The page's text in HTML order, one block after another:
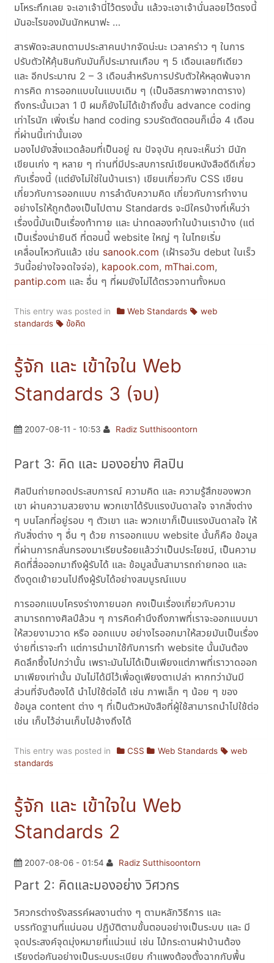
มโหระทึกเลย จะเอาเจ้านี่ไว้ตรงนั้น แล้วจะเอาเจ้านั่นลอยไว้ตรงนี้
มันอะไรของมันนักหนาฟะ …
สารพัดจะสบถตามประสาคนปากจัดน่ะนะ เวลาคร่าว ๆ ในการ
ปรับตัวให้คุ้นชินกับมันก็ประมาณเกือบ ๆ 5 เดือนเลยทีเดียว
และ อีกประมาณ 2 – 3 เดือนสำหรับการปรับตัวให้หลุดพ้นจาก
การคิด การออกแบบในแบบเดิม ๆ (เป็นอิสรภาพจากตาราง)
ถึงกระนั้นเวลา 1 ปี ผมก็ยังไม่ได้เข้าถึงขั้น advance coding
เท่าไรนัก เพิ่งเริ่ม hand coding รวบรัดตัดตอนก็เมื่อ 4 เดือน
ที่ผ่านนี้เท่านั้นเอง
มองไปยังสิ่งแวดล้อมที่เป็นอยู่ ณ ปัจจุบัน คุณจะเห็นว่า มีนัก
เขียนเก่ง ๆ หลาย ๆ ท่านที่มีประสบการณ์เขียนหนังสือดีดีเกี่ยว
กับเรื่องนี้ (แต่ยังไม่ใช่ในบ้านเรา) เขียนเกี่ยวกับ CSS เขียน
เกี่ยวกับการออกแบบ การลำดับความคิด เกี่ยวกับการทำงาน
อย่างไรให้ถูกต้องเป็นไปตาม Standards จะมีใครบ้างที่เห็นว่า
เรื่องนี้มันเป็นเรื่องท้าทาย และ น่าทดลองทำในบ้านเราบ้าง (แต่
เป็นเรื่องน่ายินดี ที่ตอนนี้ website ใหญ่ ๆ ในไทยเริ่ม
เคลื่อนไหวกันแล้ว เช่น sanook.com (เฝ้ารอวัน debut ในเร็ว
วันนี้อย่างใจจดใจจ่อ), kapook.com, mThai.com,
pantip.com และ อื่น ๆ ที่ผมยังไม่ได้ตรวจทานทั้งหมด
This entry was posted in Web Standards
web
standards
ข้อคิด
รู้จัก และ เข้าใจใน Web
Standards 3 (จบ)
2007-08-11 - 10:53 Radiz Sutthisoontorn
Part 3: คิด และ มองอย่าง ศิลปิน
ศิลปินถ่ายทอดประสบการณ์ ความคิด และ ความรู้สึกของพวก
เขา ผ่านความสวยงาม พวกเขาได้รับแรงบันดาลใจ จากสิ่งต่าง
ๆ บนโลกที่อยู่รอบ ๆ ตัวเขา และ พวกเขาก็เป็นแรงบันดาลใจ ให้
กับสิ่งต่าง ๆ อื่น ๆ ด้วย การออกแบบ website นั้นก็คือ ข้อมูล
ที่ผ่านการกลั่นกรองมาเรียบร้อยแล้วว่าเป็นประโยชน์, เป็นความ
คิดที่สื่อออกมาถึงผู้รับได้ และ ข้อมูลนั้นสามารถถ่ายทอด และ
ดึงดูดเย้ายวนไปถึงผู้รับได้อย่างสมบูรณ์แบบ
การออกแบบโครงร่างภายนอก คงเป็นเรื่องเกี่ยวกับความ
สามารถทางศิลป์ล้วน ๆ การคิดคำนึงถึงภาพที่เราจะออกแบบมา
ให้สวยงามวาด หรือ ออกแบบ อย่างไรออกมาให้สวยมันเป็นเรื่อง
ง่ายที่เราจะทำ แต่การนำมาใช้กับการทำ website นั้นมันต้อง
คิดลึกซึ้งไปกว่านั้น เพราะมันไม่ได้เป็นเพียงแต่ภาพที่เราวาดออก
มาเพียงเท่านั้น มันไม่ได้มีไว้เพื่อดูเพียงตาเปล่า หากทว่ามันมี
ส่วนที่จับต้องได้ นำไปใช้ต่อได้ เช่น ภาพเล็ก ๆ น้อย ๆ ของ
ข้อมูล content ต่าง ๆ ที่เป็นตัวหนังสือที่ผู้ใช้สามารถนำไปใช้ต่อ
เช่น เก็บไว้อ่านเก็บไปอ้างถึงได้
This entry was posted in CSS Web Standards
web
standards
รู้จัก และ เข้าใจใน Web
Standards 2
2007-08-06 - 01:54 Radiz Sutthisoontorn
Part 2: คิดและมองอย่าง วิศวกร
วิศวกรต่างรังสรรค์ผลงานต่าง ๆ ตามหลักวิธีการ และ
บรรทัดฐานที่แน่นอน ปฏิบัติตามขั้นตอนอย่างเป็นระบบ และ มี
จุดประสงค์จุดมุ่งหมายที่แน่วแน่ เช่น ไม้กระดานฝาบ้านต้อง
เรียงต่อกันอย่างเป็นระบบระเบียบ กำแพงต้องตั้งฉากกับพื้น